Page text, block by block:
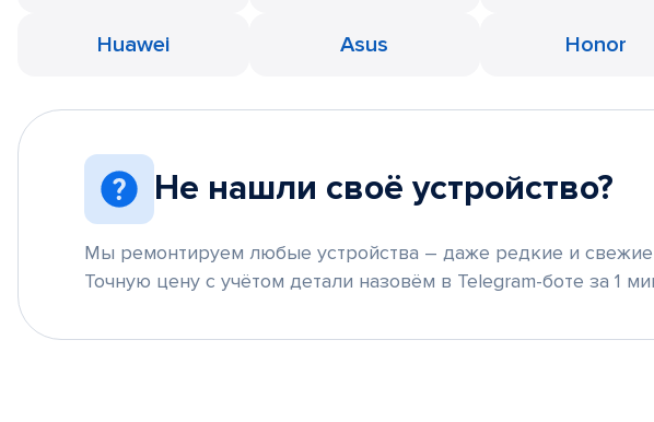
Huawei Asus Honor
Не нашли своё устройство?
Мы ремонтируем любые устройства – даже редкие и свежие
Точную цену с учётом детали назовём в Telegram-боте за 1